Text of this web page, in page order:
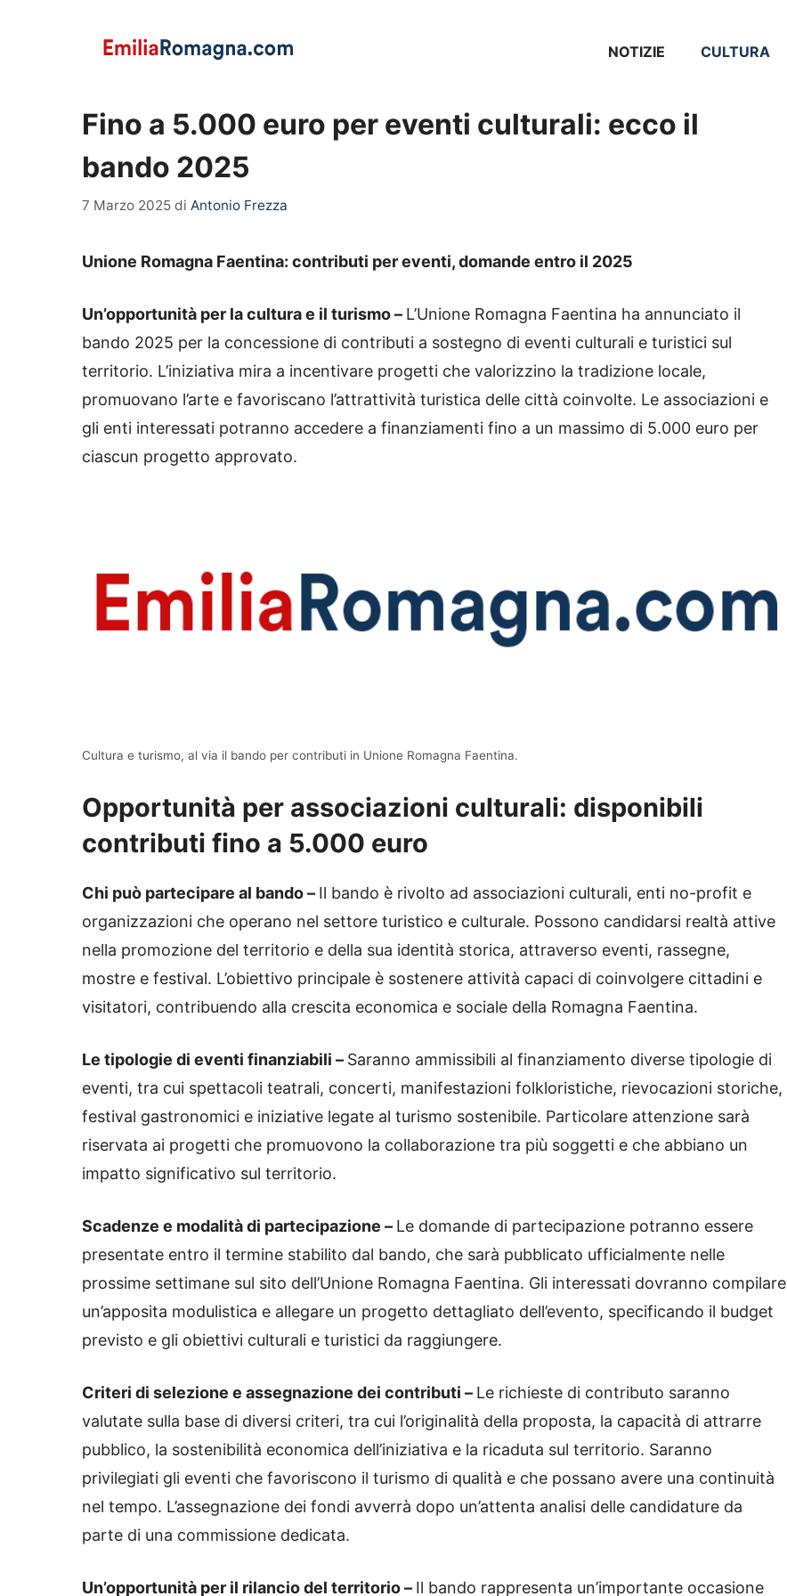
NOTIZIE CULTURA
Fino a 5.000 euro per eventi culturali: ecco il
bando 2025
7 Marzo 2025 di Antonio Frezza
Unione Romagna Faentina: contributi per eventi, domande entro il 2025
Un’opportunità per la cultura e il turismo – L’Unione Romagna Faentina ha annunciato il
bando 2025 per la concessione di contributi a sostegno di eventi culturali e turistici sul
territorio. L’iniziativa mira a incentivare progetti che valorizzino la tradizione locale,
promuovano l’arte e favoriscano l’attrattività turistica delle città coinvolte. Le associazioni e
gli enti interessati potranno accedere a finanziamenti fino a un massimo di 5.000 euro per
ciascun progetto approvato.
Cultura e turismo, al via il bando per contributi in Unione Romagna Faentina.
Opportunità per associazioni culturali: disponibili
contributi fino a 5.000 euro
Chi può partecipare al bando – Il bando è rivolto ad associazioni culturali, enti no-profit e
organizzazioni che operano nel settore turistico e culturale. Possono candidarsi realtà attive
nella promozione del territorio e della sua identità storica, attraverso eventi, rassegne,
mostre e festival. L’obiettivo principale è sostenere attività capaci di coinvolgere cittadini e
visitatori, contribuendo alla crescita economica e sociale della Romagna Faentina.
Le tipologie di eventi finanziabili – Saranno ammissibili al finanziamento diverse tipologie di
eventi, tra cui spettacoli teatrali, concerti, manifestazioni folkloristiche, rievocazioni storiche,
festival gastronomici e iniziative legate al turismo sostenibile. Particolare attenzione sarà
riservata ai progetti che promuovono la collaborazione tra più soggetti e che abbiano un
impatto significativo sul territorio.
Scadenze e modalità di partecipazione – Le domande di partecipazione potranno essere
presentate entro il termine stabilito dal bando, che sarà pubblicato ufficialmente nelle
prossime settimane sul sito dell’Unione Romagna Faentina. Gli interessati dovranno compilare
un’apposita modulistica e allegare un progetto dettagliato dell’evento, specificando il budget
previsto e gli obiettivi culturali e turistici da raggiungere.
Criteri di selezione e assegnazione dei contributi – Le richieste di contributo saranno
valutate sulla base di diversi criteri, tra cui l’originalità della proposta, la capacità di attrarre
pubblico, la sostenibilità economica dell’iniziativa e la ricaduta sul territorio. Saranno
privilegiati gli eventi che favoriscono il turismo di qualità e che possano avere una continuità
nel tempo. L’assegnazione dei fondi avverrà dopo un’attenta analisi delle candidature da
parte di una commissione dedicata.
Un’opportunità per il rilancio del territorio – Il bando rappresenta un’importante occasione